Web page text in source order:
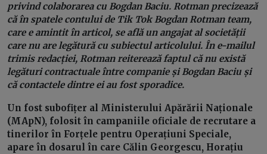
privind colaborarea cu Bogdan Baciu. Rotman precizează
că în spatele contului de Tik Tok Bogdan Rotman team,
care e amintit în articol, se află un angajat al societății
care nu are legătură cu subiectul articolului. În e-mailul
trimis redacției, Rotman reiterează faptul că nu există
legături contractuale între companie și Bogdan Baciu și
că contactele dintre ei au fost sporadice.
Un fost subofițer al Ministerului Apărării Naționale
(MApN), folosit în campaniile oficiale de recrutare a
tinerilor în Forțele pentru Operațiuni Speciale,
apare în dosarul în care Călin Georgescu, Horațiu